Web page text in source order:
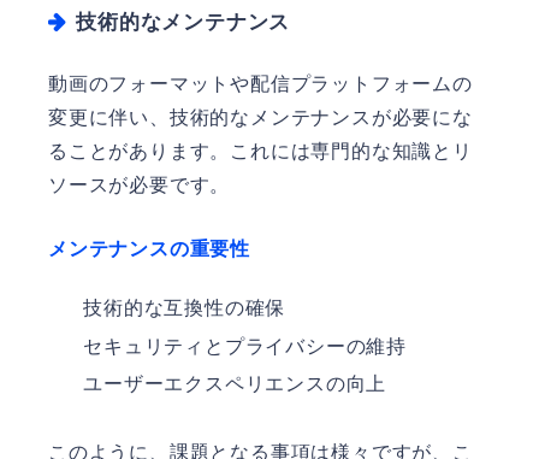
技術的なメンテナンス
動画のフォーマットや配信プラットフォームの
変更に伴い、技術的なメンテナンスが必要にな
ることがあります。これには専門的な知識とリ
ソースが必要です。
メンテナンスの重要性
技術的な互換性の確保
セキュリティとプライバシーの維持
ユーザーエクスペリエンスの向上
このように、課題となる事項は様々ですが、こ